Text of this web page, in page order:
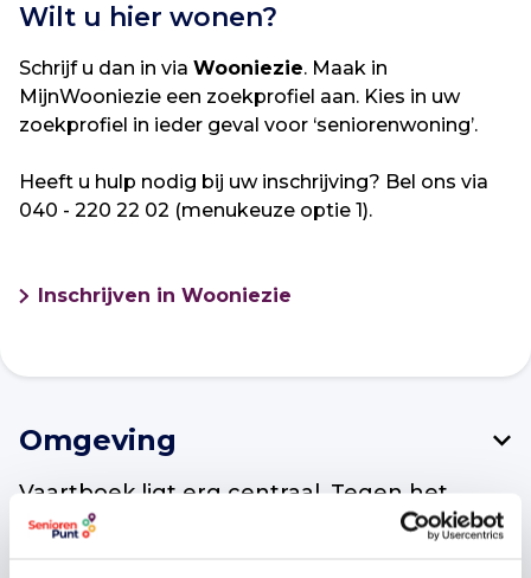
Omgeving
Vaartboek ligt erg centraal. Tegen het
winkelcentrum van Vaartbroek aan en
Wilt u hier wonen?
Schrijf u dan in via Wooniezie. Maak in
MijnWooniezie een zoekprofiel aan. Kies in uw
zoekprofiel in ieder geval voor ‘seniorenwoning’.
Heeft u hulp nodig bij uw inschrijving? Bel ons via
040 - 220 22 02 (menukeuze optie 1).
Inschrijven in Wooniezie